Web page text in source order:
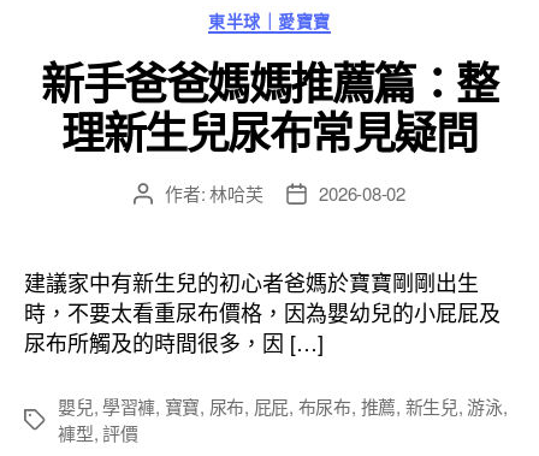
分
類
東半球｜愛寶寶
新手爸爸媽媽推薦篇：整
理新生兒尿布常見疑問
文
者
作者:林哈芙
文
佈
日
期
2026-08-02
建議家中有新生兒的初心者爸媽於寶寶剛剛出生
時，不要太看重尿布價格，因為嬰幼兒的小屁屁及
尿布所觸及的時間很多，因 […]
標
嬰兒,學習褲, 寶寶, 尿布, 屁屁, 布尿布, 推薦, 新生兒, 游泳,
褲型,評價